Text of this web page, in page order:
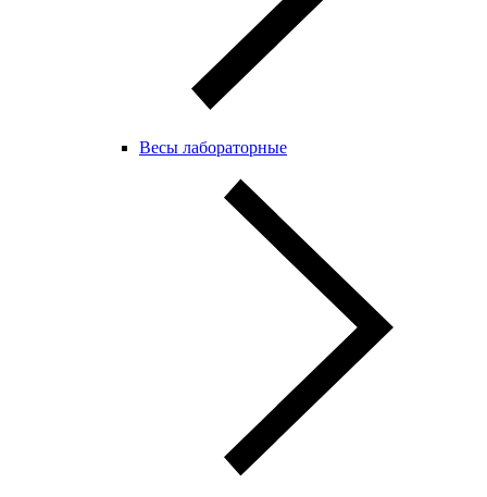
Весы лабораторные